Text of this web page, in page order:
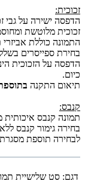
זכוכית:
הדפסה ישירה על גבי
זכוכית מלוטשת ומחוסמת
התמונה כוללת אביזרי תלייה-צפה (3 ס'מ
בחירת ספייסרים
כיום.
תיאום התקנה
קנבס:
תמונה קנבס
בחירה גימור קנבס
לבחירה תוספת
דגם: סט שלישיית